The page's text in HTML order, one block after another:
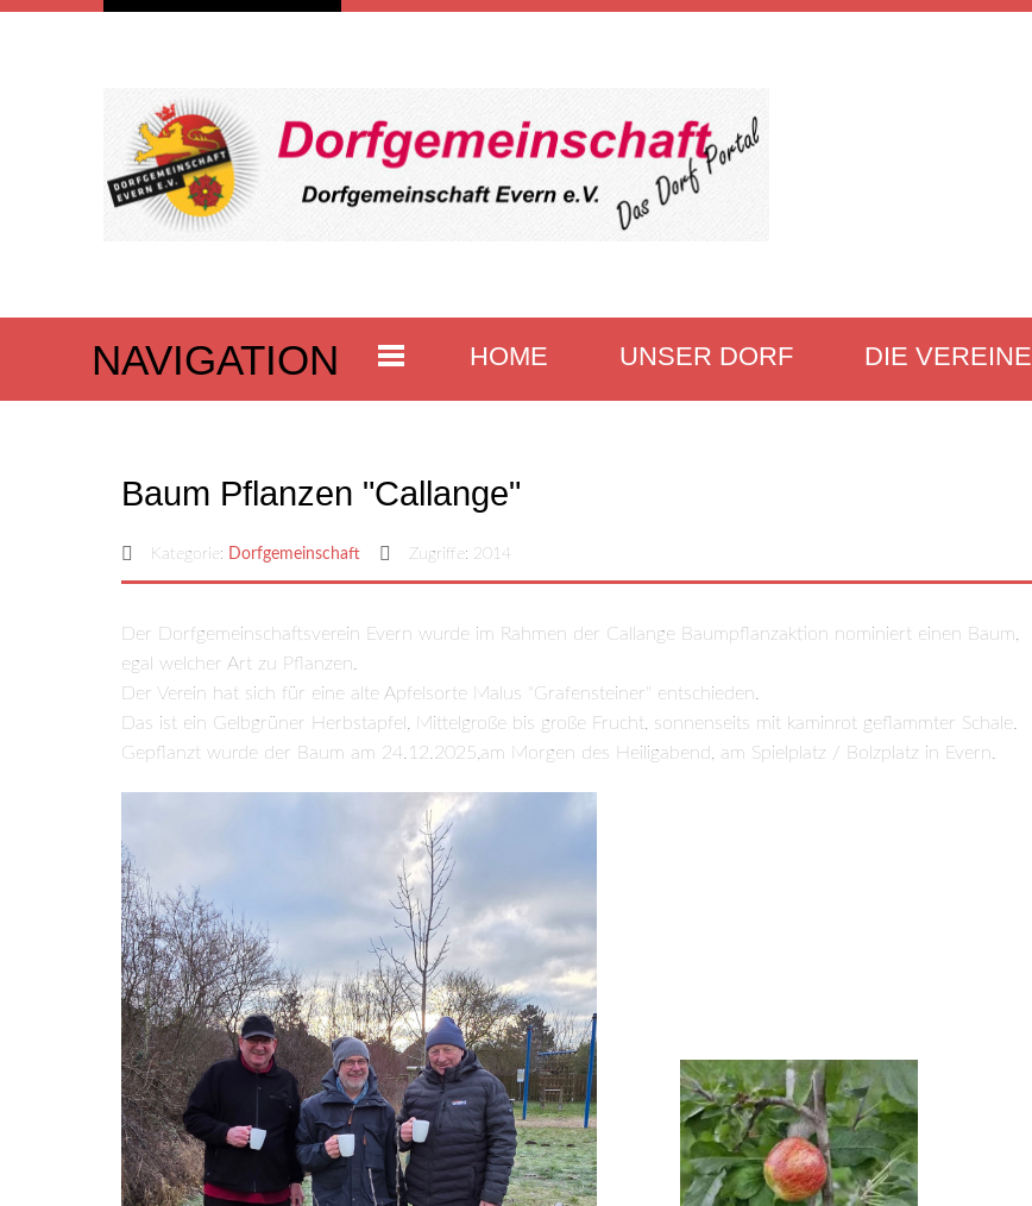
NAVIGATION HOME UNSER DORF DIE VEREINE
Baum Pflanzen "Callange"
Kategorie: Dorfgemeinschaft Zugriffe: 2014
Der Dorfgemeinschaftsverein Evern wurde im Rahmen der Callange Baumpflanzaktion nominiert einen Baum,
egal welcher Art zu Pflanzen.
Der Verein hat sich für eine alte Apfelsorte Malus "Grafensteiner" entschieden.
Das ist ein Gelbgrüner Herbstapfel, Mittelgroße bis große Frucht, sonnenseits mit kaminrot geflammter Schale.
Gepflanzt wurde der Baum am 24.12.2025,am Morgen des Heiligabend, am Spielplatz / Bolzplatz in Evern.